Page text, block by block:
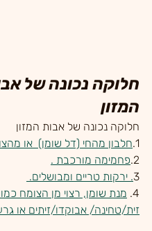
חלוקה נכונה של
המזון
חלוקה נכונה של אבות המזון
1. חלבון מהחי (דל שומן)  או
2. פחמימה מורכבת .
3. ירקות טריים ומבושלים.
4. מנת שומן, רצוי מן הצומח
זית/טחינה/ אבוקדו/זיתים או